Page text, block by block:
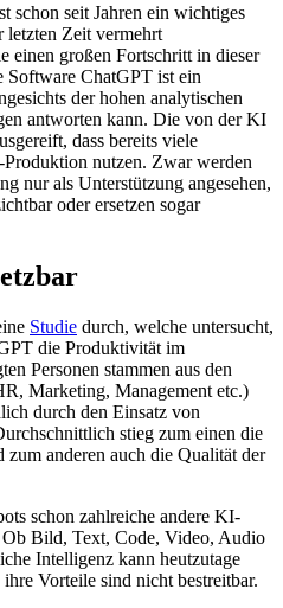
schon seit Jahren ein wichtiges
letzten Zeit vermehrt
einen großen Fortschritt in dieser
Software ChatGPT ist ein
der hohen analytischen
antworten kann. Die von der KI
dass bereits viele
nutzen. Zwar werden
nur als Unterstützung angesehen,
oder ersetzen sogar
Studie durch, welche untersucht,
die Produktivität im
Personen stammen aus den
Marketing, Management etc.)
durch den Einsatz von
stieg zum einen die
anderen auch die Qualität der
schon zahlreiche andere KI-
Bild, Text, Code, Video, Audio
Intelligenz kann heutzutage
Vorteile sind nicht bestreitbar.